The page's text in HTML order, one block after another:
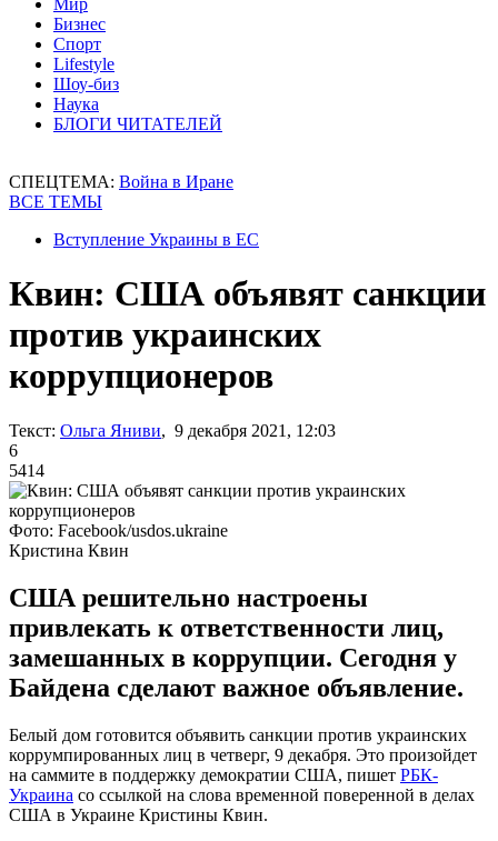
Мир
Бизнес
Спорт
Lifestyle
Шоу-биз
Наука
БЛОГИ ЧИТАТЕЛЕЙ
СПЕЦТЕМА: Война в Иране
ВСЕ ТЕМЫ
Вступление Украины в ЕС
Квин: США объявят санкции
против украинских
коррупционеров
Текст: Ольга Яниви, 9 декабря 2021, 12:03
6
5414
Фото: Facebook/usdos.ukraine
Кристина Квин
США решительно настроены
привлекать к ответственности лиц,
замешанных в коррупции. Сегодня у
Байдена сделают важное объявление.
Белый дом готовится объявить санкции против украинских
коррумпированных лиц в четверг, 9 декабря. Это произойдет
на саммите в поддержку демократии США, пишет РБК-
Украина со ссылкой на слова временной поверенной в делах
США в Украине Кристины Квин.